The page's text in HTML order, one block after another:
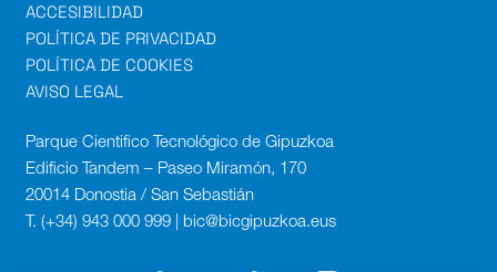
ACCESIBILIDAD
POLÍTICA DE PRIVACIDAD
POLÍTICA DE COOKIES
AVISO LEGAL
Parque Cientifico Tecnológico de Gipuzkoa
Edificio Tandem – Paseo Miramón, 170
20014 Donostia / San Sebastián
T. (+34) 943 000 999 | bic@bicgipuzkoa.eus